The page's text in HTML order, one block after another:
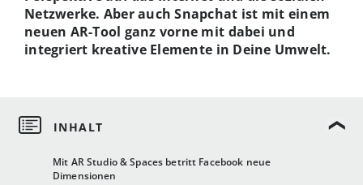
Mit AR Studio & Spaces betritt Facebook neue
Dimensionen
Netzwerke. Aber auch Snapchat ist mit einem
neuen AR-Tool ganz vorne mit dabei und
integriert kreative Elemente in Deine Umwelt.